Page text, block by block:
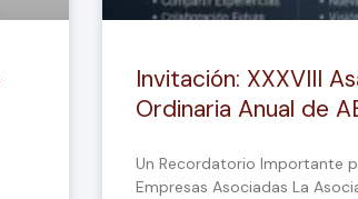
Invitación: XXXVIII
Ordinaria Anual de
Un Recordatorio Importante
Empresas Asociadas La